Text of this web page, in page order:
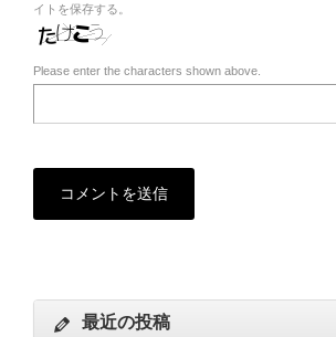
イトを保存する。
Please enter the characters shown above.
最近の投稿